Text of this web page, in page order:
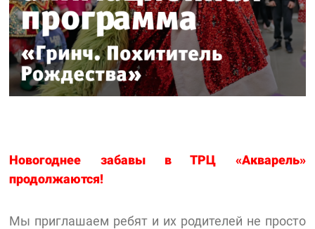
Новогоднее забавы в ТРЦ «Акварель»
продолжаются!
Мы приглашаем ребят и их родителей не просто